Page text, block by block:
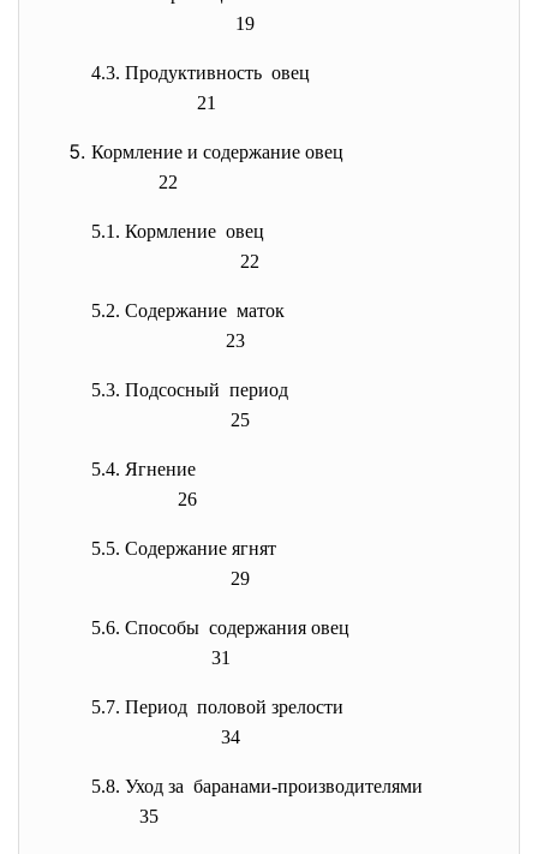
19
4.3. Продуктивность овец
21
Кормление и содержание овец
22
5.1. Кормление овец
22
5.2. Содержание маток
23
5.3. Подсосный период
25
5.4. Ягнение
26
5.5. Содержание ягнят
29
5.6. Способы содержания овец
31
5.7. Период половой зрелости
34
5.8. Уход за баранами-производителями
35